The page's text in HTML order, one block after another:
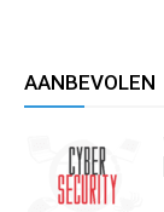
AANBEVOLEN